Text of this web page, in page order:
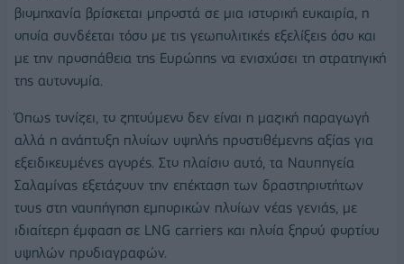
βιομηχανία βρίσκεται μπροστά σε μια ιστορική ευκαιρία, η
οποία συνδέεται τόσο με τις γεωπολιτικές εξελίξεις όσο και
με την προσπάθεια της Ευρώπης να ενισχύσει τη στρατηγική
της αυτονομία.
Όπως τονίζει, το ζητούμενο δεν είναι η μαζική παραγωγή
αλλά η ανάπτυξη πλοίων υψηλής προστιθέμενης αξίας για
εξειδικευμένες αγορές. Στο πλαίσιο αυτό, τα Ναυπηγεία
Σαλαμίνας εξετάζουν την επέκταση των δραστηριοτήτων
τους στη ναυπήγηση εμπορικών πλοίων νέας γενιάς, με
ιδιαίτερη έμφαση σε LNG carriers και πλοία ξηρού φορτίου
υψηλών προδιαγραφών.